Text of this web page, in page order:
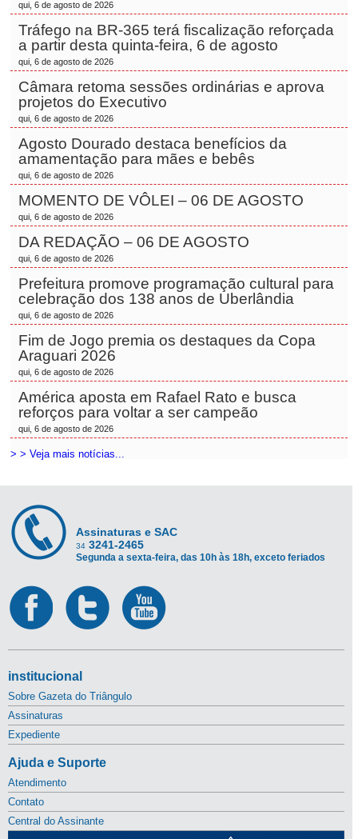
qui, 6 de agosto de 2026
Tráfego na BR-365 terá fiscalização reforçada
a partir desta quinta-feira, 6 de agosto
qui, 6 de agosto de 2026
Câmara retoma sessões ordinárias e aprova
projetos do Executivo
qui, 6 de agosto de 2026
Agosto Dourado destaca benefícios da
amamentação para mães e bebês
qui, 6 de agosto de 2026
MOMENTO DE VÔLEI – 06 DE AGOSTO
qui, 6 de agosto de 2026
DA REDAÇÃO – 06 DE AGOSTO
qui, 6 de agosto de 2026
Prefeitura promove programação cultural para
celebração dos 138 anos de Uberlândia
qui, 6 de agosto de 2026
Fim de Jogo premia os destaques da Copa
Araguari 2026
qui, 6 de agosto de 2026
América aposta em Rafael Rato e busca
reforços para voltar a ser campeão
qui, 6 de agosto de 2026
> > Veja mais notícias...
Assinaturas e SAC
34 3241-2465
Segunda a sexta-feira, das 10h às 18h, exceto feriados
institucional
Sobre Gazeta do Triângulo
Assinaturas
Expediente
Ajuda e Suporte
Atendimento
Contato
Central do Assinante